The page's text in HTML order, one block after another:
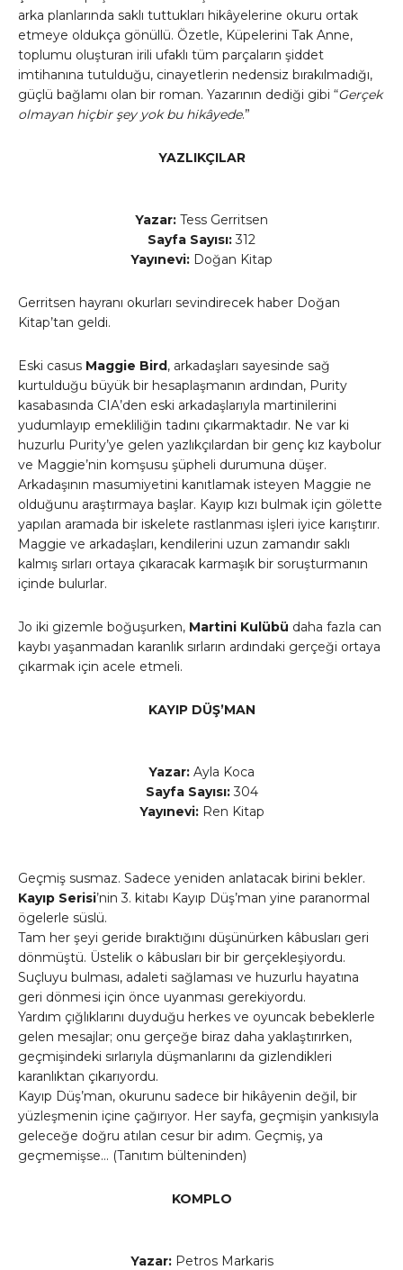
arka planlarında saklı tuttukları hikâyelerine okuru ortak
etmeye oldukça gönüllü. Özetle, Küpelerini Tak Anne,
toplumu oluşturan irili ufaklı tüm parçaların şiddet
imtihanına tutulduğu, cinayetlerin nedensiz bırakılmadığı,
güçlü bağlamı olan bir roman. Yazarının dediği gibi “Gerçek
olmayan hiçbir şey yok bu hikâyede.”
YAZLIKÇILAR
Yazar: Tess Gerritsen
Sayfa Sayısı:312
Yayınevi: Doğan Kitap
Gerritsen hayranı okurları sevindirecek haber Doğan
Kitap’tan geldi.
Eski casus Maggie Bird, arkadaşları sayesinde sağ
kurtulduğu büyük bir hesaplaşmanın ardından, Purity
kasabasında CIA’den eski arkadaşlarıyla martinilerini
yudumlayıp emekliliğin tadını çıkarmaktadır. Ne var ki
huzurlu Purity’ye gelen yazlıkçılardan bir genç kız kaybolur
ve Maggie’nin komşusu şüpheli durumuna düşer.
Arkadaşının masumiyetini kanıtlamak isteyen Maggie ne
olduğunu araştırmaya başlar. Kayıp kızı bulmak için gölette
yapılan aramada bir iskelete rastlanması işleri iyice karıştırır.
Maggie ve arkadaşları, kendilerini uzun zamandır saklı
kalmış sırları ortaya çıkaracak karmaşık bir soruşturmanın
içinde bulurlar.
Jo iki gizemle boğuşurken, Martini Kulübü daha fazla can
kaybı yaşanmadan karanlık sırların ardındaki gerçeği ortaya
çıkarmak için acele etmeli.
KAYIP DÜŞ’MAN
Yazar: Ayla Koca
Sayfa Sayısı:304
Yayınevi: Ren Kitap
Geçmiş susmaz. Sadece yeniden anlatacak birini bekler.
Kayıp Serisi’nin 3. kitabı Kayıp Düş’man yine paranormal
ögelerle süslü.
Tam her şeyi geride bıraktığını düşünürken kâbusları geri
dönmüştü. Üstelik o kâbusları bir bir gerçekleşiyordu.
Suçluyu bulması, adaleti sağlaması ve huzurlu hayatına
geri dönmesi için önce uyanması gerekiyordu.
Yardım çığlıklarını duyduğu herkes ve oyuncak bebeklerle
gelen mesajlar; onu gerçeğe biraz daha yaklaştırırken,
geçmişindeki sırlarıyla düşmanlarını da gizlendikleri
karanlıktan çıkarıyordu.
Kayıp Düş’man, okurunu sadece bir hikâyenin değil, bir
yüzleşmenin içine çağırıyor. Her sayfa, geçmişin yankısıyla
geleceğe doğru atılan cesur bir adım. Geçmiş, ya
geçmemişse… (Tanıtım bülteninden)
KOMPLO
Yazar: Petros Markaris